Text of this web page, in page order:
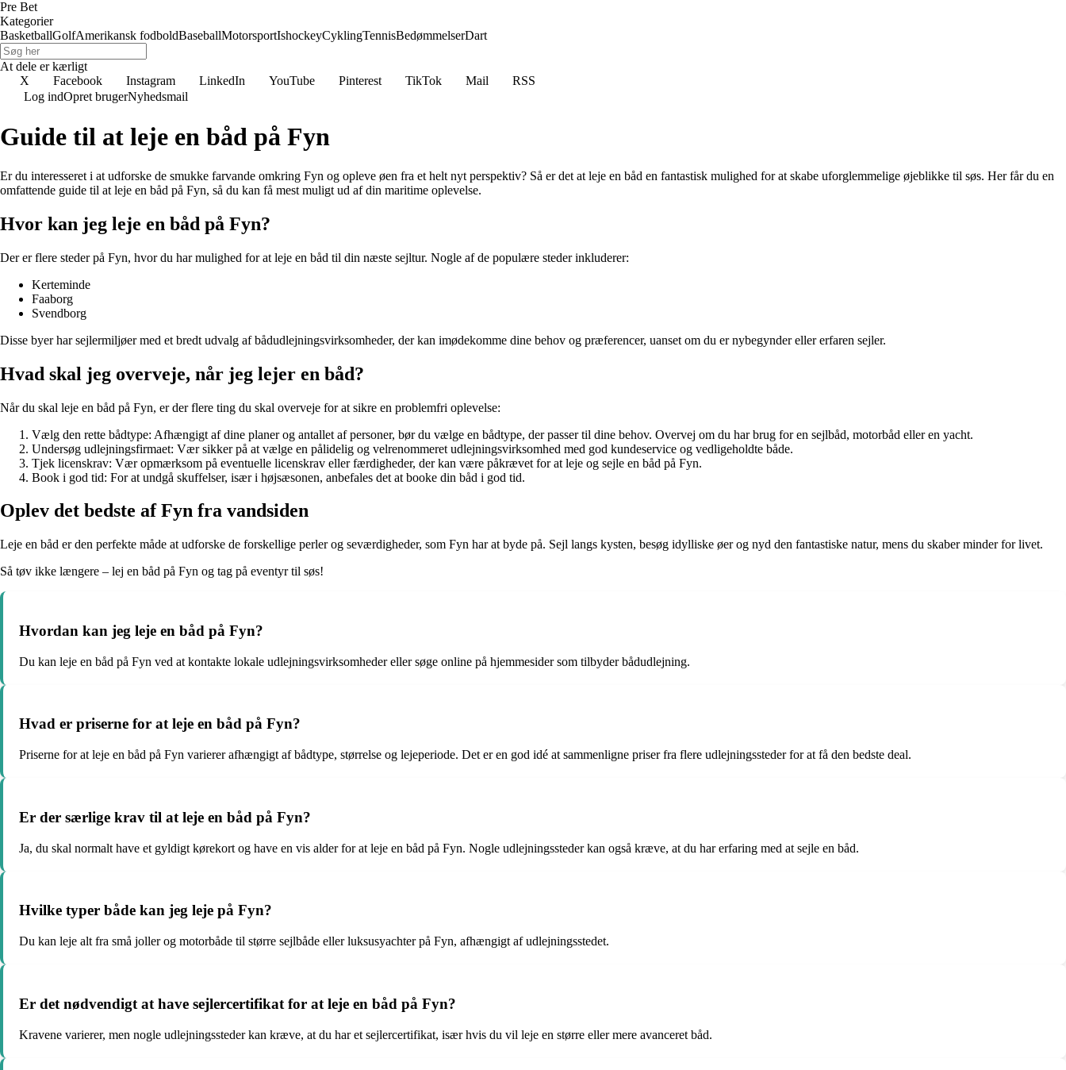
Pre Bet
Kategorier
BasketballGolfAmerikansk fodboldBaseballMotorsportIshockeyCyklingTennisBedømmelserDart
At dele er kærligt
X
Facebook Instagram LinkedIn YouTube Pinterest TikTok Mail
RSS
Log indOpret brugerNyhedsmail
Guide til at leje en båd på Fyn
Er du interesseret i at udforske de smukke farvande omkring Fyn og opleve øen fra et helt nyt perspektiv? Så er det at leje en båd en fantastisk mulighed for at skabe uforglemmelige øjeblikke til søs. Her får du en
omfattende guide til at leje en båd på Fyn, så du kan få mest muligt ud af din maritime oplevelse.
Hvor kan jeg leje en båd på Fyn?
Der er flere steder på Fyn, hvor du har mulighed for at leje en båd til din næste sejltur. Nogle af de populære steder inkluderer:
Kerteminde
Faaborg
Svendborg
Disse byer har sejlermiljøer med et bredt udvalg af bådudlejningsvirksomheder, der kan imødekomme dine behov og præferencer, uanset om du er nybegynder eller erfaren sejler.
Hvad skal jeg overveje, når jeg lejer en båd?
Når du skal leje en båd på Fyn, er der flere ting du skal overveje for at sikre en problemfri oplevelse:
Vælg den rette bådtype: Afhængigt af dine planer og antallet af personer, bør du vælge en bådtype, der passer til dine behov. Overvej om du har brug for en sejlbåd, motorbåd eller en yacht.
Undersøg udlejningsfirmaet: Vær sikker på at vælge en pålidelig og velrenommeret udlejningsvirksomhed med god kundeservice og vedligeholdte både.
Tjek licenskrav: Vær opmærksom på eventuelle licenskrav eller færdigheder, der kan være påkrævet for at leje og sejle en båd på Fyn.
Book i god tid: For at undgå skuffelser, især i højsæsonen, anbefales det at booke din båd i god tid.
Oplev det bedste af Fyn fra vandsiden
Leje en båd er den perfekte måde at udforske de forskellige perler og seværdigheder, som Fyn har at byde på. Sejl langs kysten, besøg idylliske øer og nyd den fantastiske natur, mens du skaber minder for livet.
Så tøv ikke længere – lej en båd på Fyn og tag på eventyr til søs!
Hvordan kan jeg leje en båd på Fyn?
Du kan leje en båd på Fyn ved at kontakte lokale udlejningsvirksomheder eller søge online på hjemmesider som tilbyder bådudlejning.
Hvad er priserne for at leje en båd på Fyn?
Priserne for at leje en båd på Fyn varierer afhængigt af bådtype, størrelse og lejeperiode. Det er en god idé at sammenligne priser fra flere udlejningssteder for at få den bedste deal.
Er der særlige krav til at leje en båd på Fyn?
Ja, du skal normalt have et gyldigt kørekort og have en vis alder for at leje en båd på Fyn. Nogle udlejningssteder kan også kræve, at du har erfaring med at sejle en båd.
Hvilke typer både kan jeg leje på Fyn?
Du kan leje alt fra små joller og motorbåde til større sejlbåde eller luksusyachter på Fyn, afhængigt af udlejningsstedet.
Er det nødvendigt at have sejlercertifikat for at leje en båd på Fyn?
Kravene varierer, men nogle udlejningssteder kan kræve, at du har et sejlercertifikat, især hvis du vil leje en større eller mere avanceret båd.